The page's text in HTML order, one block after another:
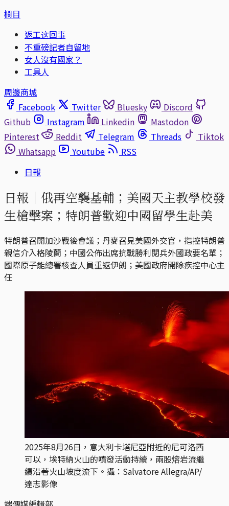
欄目
返工这回事
不重磅記者自留地
女人沒有國家？
工具人
周邊商城
Facebook
Twitter Bluesky
Discord
Github
Instagram Linkedin
Mastodon
Pinterest
Reddit Telegram Threads
Tiktok
Whatsapp
Youtube
RSS
日報
日報｜俄再空襲基輔；美國天主教學校發
生槍擊案；特朗普歡迎中國留學生赴美
特朗普召開加沙戰後會議；丹麥召見美國外交官，指控特朗普
親信介入格陵蘭；中國公佈出席抗戰勝利閱兵外國政要名單；
國際原子能總署核查人員重返伊朗；美國政府開除疾控中心主
任
2025年8月26日，意大利卡塔尼亞附近的尼可洛西
可以，埃特納火山的噴發活動持續，兩股熔岩流繼
續沿著火山坡度流下。攝：Salvatore Allegra/AP/
達志影像